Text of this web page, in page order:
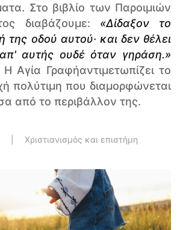
Στο βιβλίο των Παροιμιών
διαβάζουμε: «Δίδαξον το
της οδού αυτού· και δεν θέλει
αυτής ουδέ όταν γηράση.»
Αγία Γραφήαντιμετωπίζει το
πολύτιμη που διαμορφώνεται
από το περιβάλλον της.
Χριστιανισμός και επιστήμη